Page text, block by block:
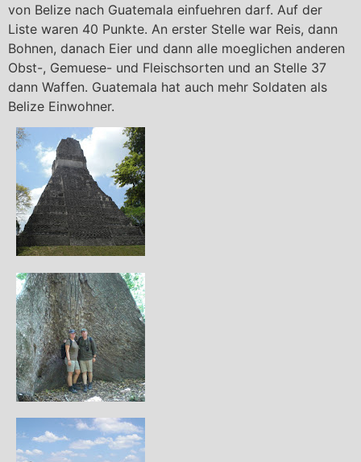
von Belize nach Guatemala einfuehren darf. Auf der
Liste waren 40 Punkte. An erster Stelle war Reis, dann
Bohnen, danach Eier und dann alle moeglichen anderen
Obst-, Gemuese- und Fleischsorten und an Stelle 37
dann Waffen. Guatemala hat auch mehr Soldaten als
Belize Einwohner.